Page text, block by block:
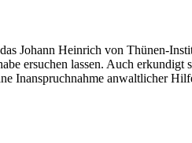
Johann Heinrich von Thünen-
ersuchen lassen. Auch erkundigt
Inanspruchnahme anwaltlicher